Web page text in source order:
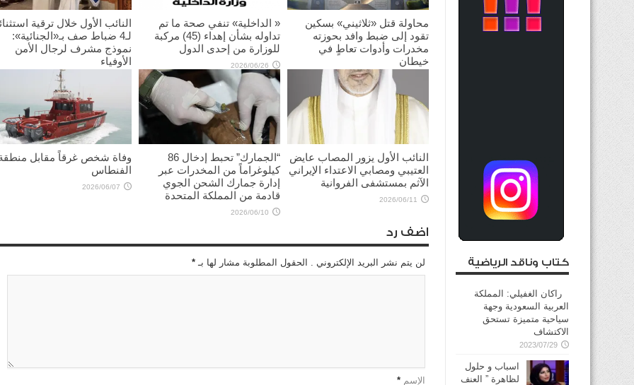
محاولة قتل «ثلاثيني» بسكين
تقود إلى ضبط وافد بحوزته
مخدرات وأدوات تعاطٍ في
خيطان
2026/06/26
« الداخلية» تنفي صحة ما تم
تداوله بشأن إهداء (45) مركبة
للوزارة من إحدى الدول
2026/06/26
النائب الأول خلال ترقية
لـ4 ضباط صف بـ«الجنائية»:
نموذج مشرف لرجال الأمن
الأوفياء
النائب الأول يزور المصاب عايض
العتيبي ومصابي الاعتداء الإيراني
الآثم بمستشفى الفروانية
2026/06/11
“الجمارك” تحبط إدخال 86
كيلوغراماً من المخدرات عبر
إدارة جمارك الشحن الجوي
قادمة من المملكة المتحدة
2026/06/10
وفاة شخص غرقاً مقابل
الفنطاس
2026/06/07
اضف رد
لن يتم نشر البريد الإلكتروني . الحقول المطلوبة مشار لها بـ *
الإسم *
كتاب وناقد الرياضية
راكان الغفيلي: المملكة
العربية السعودية وجهة
سياحية متميزة تستحق
الاكتشاف
2023/07/29
اسباب و حلول
لظاهرة ” العنف